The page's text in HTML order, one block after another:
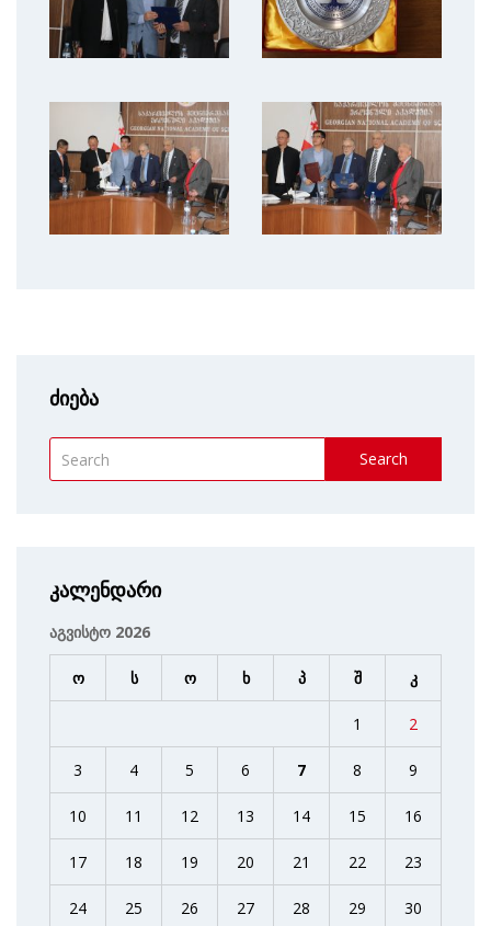
ძიება
Search
კალენდარი
აგვისტო 2026
ო ს ო ხ პ შ კ
1 2
3 4 5 6 7 8 9
10 11 12 13 14 15 16
17 18 19 20 21 22 23
24 25 26 27 28 29 30